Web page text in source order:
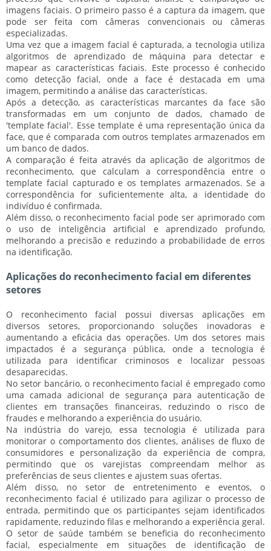
imagens faciais. O primeiro passo é a captura da imagem, que
pode ser feita com câmeras convencionais ou câmeras
especializadas.
Uma vez que a imagem facial é capturada, a tecnologia utiliza
algoritmos de aprendizado de máquina para detectar e
mapear as características faciais. Este processo é conhecido
como detecção facial, onde a face é destacada em uma
imagem, permitindo a análise das características.
Após a detecção, as características marcantes da face são
transformadas em um conjunto de dados, chamado de
'template facial'. Esse template é uma representação única da
face, que é comparada com outros templates armazenados em
um banco de dados.
A comparação é feita através da aplicação de algoritmos de
reconhecimento, que calculam a correspondência entre o
template facial capturado e os templates armazenados. Se a
correspondência for suficientemente alta, a identidade do
indivíduo é confirmada.
Além disso, o reconhecimento facial pode ser aprimorado com
o uso de inteligência artificial eaprendizado profundo,
melhorando a precisão e reduzindo a probabilidade de erros
na identificação.
Aplicações do reconhecimento facial em diferentes
setores
O reconhecimento facial possui diversas aplicações em
diversos setores, proporcionando soluções inovadoras e
aumentando a eficácia das operações. Um dos setores mais
impactados é a segurança pública, onde a tecnologia é
utilizada para identificar criminosos e localizar pessoas
desaparecidas.
No setor bancário, o reconhecimento facial é empregado como
uma camada adicional de segurança para autenticação de
clientes em transações financeiras, reduzindo o risco de
fraudes e melhorando a experiência do usuário.
Na indústria dovarejo, essa tecnologia é utilizada para
monitorar o comportamento dos clientes, análises de fluxo de
consumidores e personalização da experiência de compra,
permitindo que os varejistas compreendam melhor as
preferências de seus clientes e ajustem suas ofertas.
Além disso, no setor de entretenimento e eventos, o
reconhecimento facial é utilizado para agilizar o processo de
entrada, permitindo que os participantes sejam identificados
rapidamente, reduzindo filas e melhorando a experiência geral.
O setor desaúde também se beneficia do reconhecimento
facial, especialmente em situações de identificação de